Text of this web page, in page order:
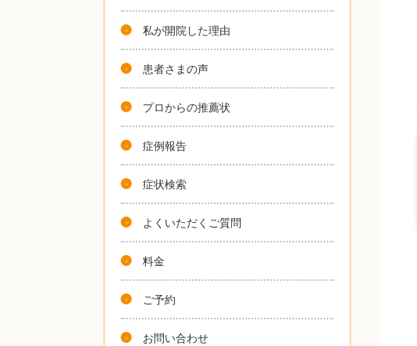
私が開院した理由
患者さまの声
プロからの推薦状
症例報告
症状検索
よくいただくご質問
料金
ご予約
お問い合わせ